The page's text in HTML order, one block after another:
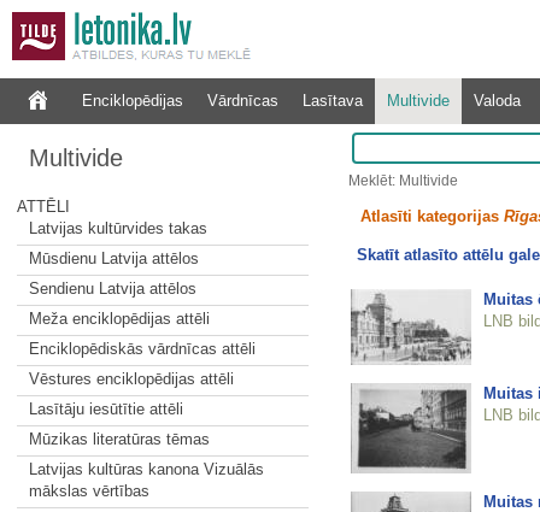
Enciklopēdijas Vārdnīcas Lasītava Multivide Valoda
Multivide
ATTĒLI
Latvijas kultūrvides takas
Mūsdienu Latvija attēlos
Sendienu Latvija attēlos
Meža enciklopēdijas attēli
Enciklopēdiskās vārdnīcas attēli
Vēstures enciklopēdijas attēli
Lasītāju iesūtītie attēli
Mūzikas literatūras tēmas
Latvijas kultūras kanona Vizuālās
mākslas vērtības
Meklēt: Multivide
Atlasīti kategorijas
Skatīt atlasīto attēlu
Muitas
LNB
Muitas
LNB
Muitas